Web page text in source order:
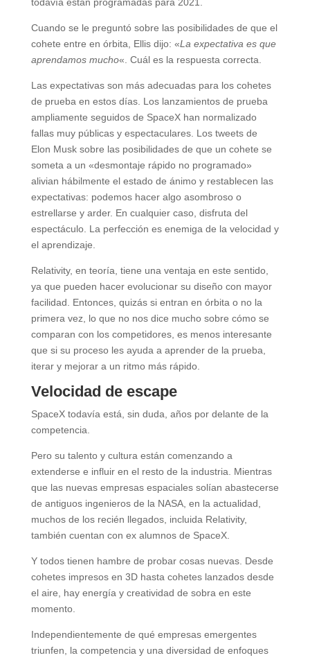
todavía están programadas para 2021.
Cuando se le preguntó sobre las posibilidades de que el
cohete entre en órbita, Ellis dijo: «La expectativa es que
aprendamos mucho«. Cuál es la respuesta correcta.
Las expectativas son más adecuadas para los cohetes
de prueba en estos días. Los lanzamientos de prueba
ampliamente seguidos de SpaceX han normalizado
fallas muy públicas y espectaculares. Los tweets de
Elon Musk sobre las posibilidades de que un cohete se
someta a un «desmontaje rápido no programado»
alivian hábilmente el estado de ánimo y restablecen las
expectativas: podemos hacer algo asombroso o
estrellarse y arder. En cualquier caso, disfruta del
espectáculo. La perfección es enemiga de la velocidad y
el aprendizaje.
Relativity, en teoría, tiene una ventaja en este sentido,
ya que pueden hacer evolucionar su diseño con mayor
facilidad. Entonces, quizás si entran en órbita o no la
primera vez, lo que no nos dice mucho sobre cómo se
comparan con los competidores, es menos interesante
que si su proceso les ayuda a aprender de la prueba,
iterar y mejorar a un ritmo más rápido.
Velocidad de escape
SpaceX todavía está, sin duda, años por delante de la
competencia.
Pero su talento y cultura están comenzando a
extenderse e influir en el resto de la industria. Mientras
que las nuevas empresas espaciales solían abastecerse
de antiguos ingenieros de la NASA, en la actualidad,
muchos de los recién llegados, incluida Relativity,
también cuentan con ex alumnos de SpaceX.
Y todos tienen hambre de probar cosas nuevas. Desde
cohetes impresos en 3D hasta cohetes lanzados desde
el aire, hay energía y creatividad de sobra en este
momento.
Independientemente de qué empresas emergentes
triunfen, la competencia y una diversidad de enfoques